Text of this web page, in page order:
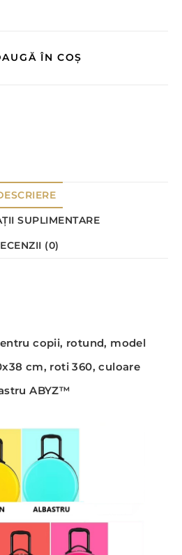
ÎN COȘ
SUPLIMENTARE
(0)
copii, rotund, model
cm, roti 360, culoare
ABYZ™